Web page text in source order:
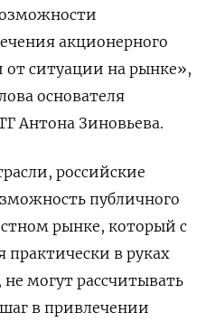
акционерного
от ситуации на рынке»,
основателя
Антона Зиновьева.
российские
публичного
рынке, который с
практически в руках
могут рассчитывать
в привлечении